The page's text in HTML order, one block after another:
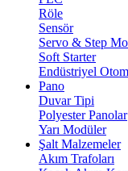
Röle
Sensör
Servo & Step
Soft Starter
Endüstriyel
Pano
Duvar Tipi
Polyester Panolar
Yarı Modüler
Şalt Malzemeler
Akım Trafoları